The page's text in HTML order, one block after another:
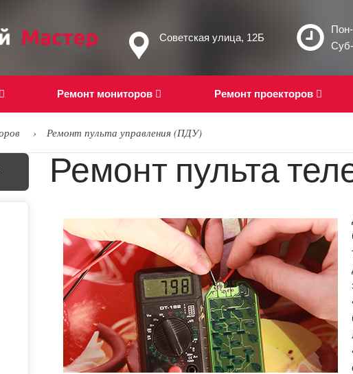
Советская улица, 12Б
Ремонт мониторов Ремонт проекторов
Ремонт пульта управления (ПДУ)
Ремонт пульта